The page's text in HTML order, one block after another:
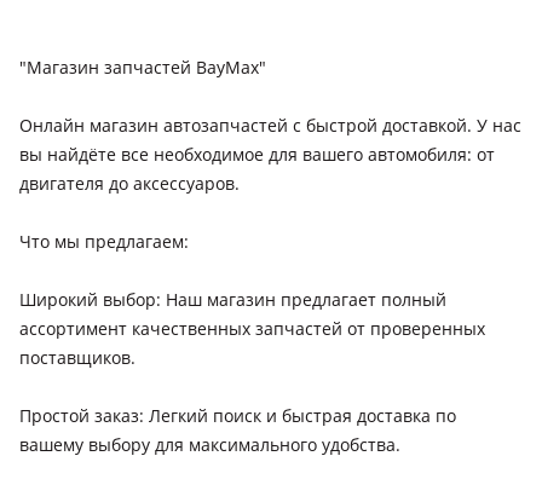
(N1), 2011 - 2015 7 поколение [2-й рестайлинг] (N1/N2/N3),
Chevrolet Cobalt
2020 - н.в. 2 поколение рестайлинг, 2011 - н.в. 2 поколение,
2004 - 2010 1 поколение
Kia K5
поколение, 2019 - н.в. 3 поколение, 2015 - 2021 2
поколение, 2013 - 2015 1 поколение рестайлинг
Lexus ES 300h
поколение рестайлинг (V6), 2012 - 2015 6 поколение (V6)
Lexus GS 450h
"Магазин запчастей BayMax"
Онлайн магазин автозапчастей с быстрой доставкой. У нас
вы найдёте все необходимое для вашего автомобиля: от
двигателя до аксессуаров.
Что мы предлагаем:
Широкий выбор: Наш магазин предлагает полный
ассортимент качественных запчастей от проверенных
поставщиков.
Простой заказ: Легкий поиск и быстрая доставка по
вашему выбору для максимального удобства.